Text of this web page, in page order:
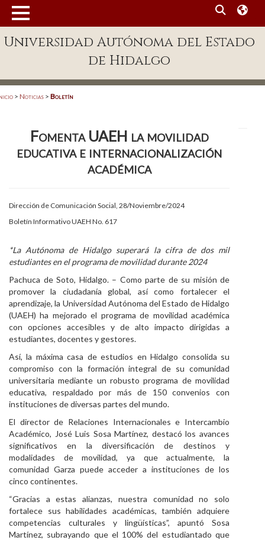
Enlaces
Patronato
Acreditación Internacional
Aspirantes
Personal
Alumni
Visitantes
Universidad Autónoma del Estado
de Hidalgo
> Noticias > Boletín
Fomenta UAEH la movilidad
educativa e internacionalización
académica
Dirección de Comunicación Social, 28/Noviembre/2024
Boletín Informativo UAEH No. 617
*La Autónoma de Hidalgo superará la cifra de dos mil
estudiantes en el programa de movilidad durante 2024
Pachuca de Soto, Hidalgo. – Como parte de su misión de
promover la ciudadanía global, así como fortalecer el
aprendizaje, la Universidad Autónoma del Estado de Hidalgo
(UAEH) ha mejorado el programa de movilidad académica
con opciones accesibles y de alto impacto dirigidas a
estudiantes, docentes y gestores.
Así, la máxima casa de estudios en Hidalgo consolida su
compromiso con la formación integral de su comunidad
universitaria mediante un robusto programa de movilidad
educativa, respaldado por más de 150 convenios con
instituciones de diversas partes del mundo.
El director de Relaciones Internacionales e Intercambio
Académico, José Luis Sosa Martínez, destacó los avances
significativos en la diversificación de destinos y
modalidades de movilidad, ya que actualmente, la
comunidad Garza puede acceder a instituciones de los
cinco continentes.
“Gracias a estas alianzas, nuestra comunidad no solo
fortalece sus habilidades académicas, también adquiere
competencias culturales y lingüísticas”, apuntó Sosa
Martínez, subrayando que el 100% del estudiantado que